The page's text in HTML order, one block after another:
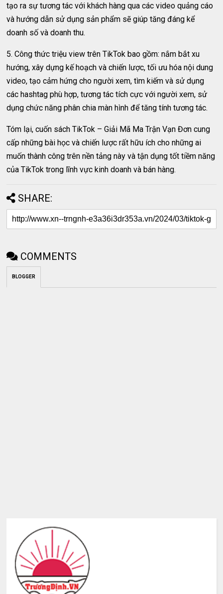
tạo ra sự tương tác với khách hàng qua các video quảng cáo
và hướng dẫn sử dụng sản phẩm sẽ giúp tăng đáng kể
doanh số và doanh thu.
5. Công thức triệu view trên TikTok bao gồm: nắm bắt xu
hướng, xây dựng kế hoạch và chiến lược, tối ưu hóa nội dung
video, tạo cảm hứng cho người xem, tìm kiếm và sử dụng
các hashtag phù hợp, tương tác tích cực với người xem, sử
dụng chức năng phân chia màn hình để tăng tính tương tác.
Tóm lại, cuốn sách TikTok – Giải Mã Ma Trận Vạn Đơn cung
cấp những bài học và chiến lược rất hữu ích cho những ai
muốn thành công trên nền tảng này và tận dụng tốt tiềm năng
của TikTok trong lĩnh vực kinh doanh và bán hàng.
SHARE:
COMMENTS
BLOGGER